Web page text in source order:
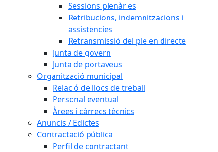
Sessions plenàries
Retribucions, indemnitzacions i
assistències
Retransmissió del ple en directe
Junta de govern
Junta de portaveus
Organització municipal
Relació de llocs de treball
Personal eventual
Àrees i càrrecs tècnics
Anuncis / Edictes
Contractació pública
Perfil de contractant